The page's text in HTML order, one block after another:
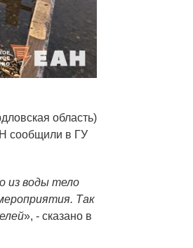
область)
сообщили в ГУ
из воды тело
Так
», - сказано в